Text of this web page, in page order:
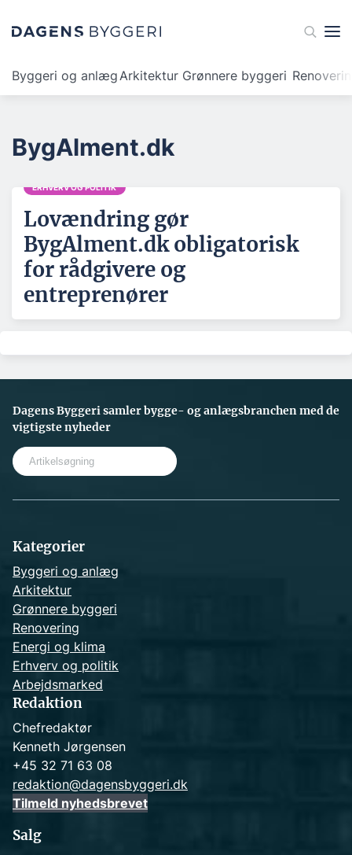
Byggeri og anlægArkitektur Grønnere byggeri
BygAlment.dk
ERHVERV OG POLITIK
Lovændring gør
BygAlment.dk obligatorisk
for rådgivere og
entreprenører
Dagens Byggeri samler bygge- og anlægsbranchen med de
vigtigste nyheder
Kategorier
Byggeri og anlæg
Arkitektur
Grønnere byggeri
Renovering
Energi og klima
Erhverv og politik
Arbejdsmarked
Redaktion
Chefredaktør
Kenneth Jørgensen
+45 32 71 63 08
redaktion@dagensbyggeri.dk
Tilmeld nyhedsbrevet
Salg